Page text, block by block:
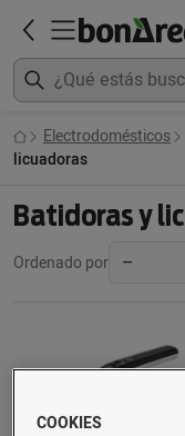
Electrodomésticos
licuadoras
Batidoras y
Ordenado por
COOKIES